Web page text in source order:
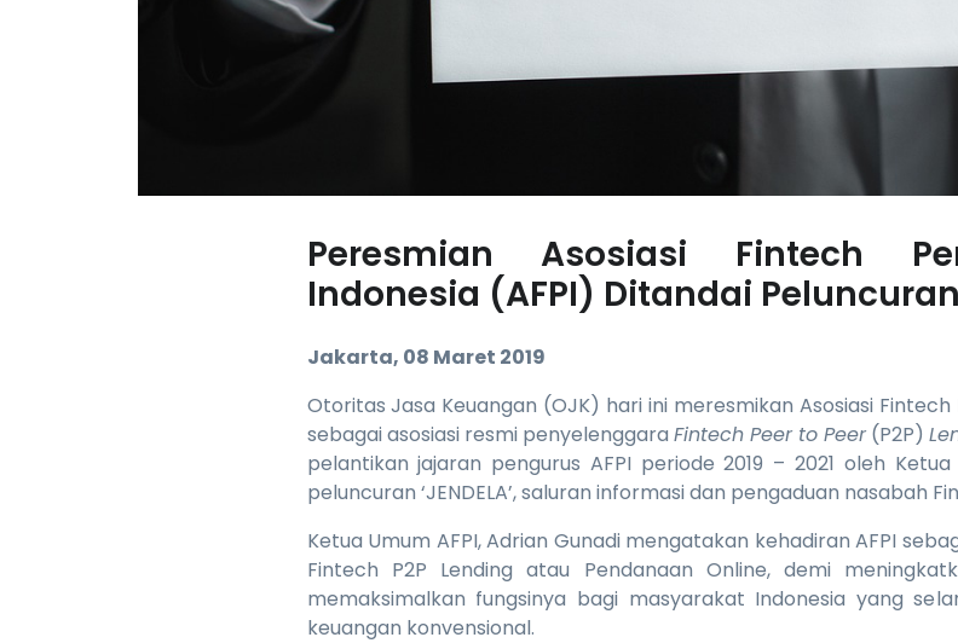
Peresmian Asosiasi Fintech
Indonesia (AFPI) Ditandai Peluncuran
Jakarta, 08 Maret 2019
Otoritas Jasa Keuangan (OJK) hari ini meresmikan Asosiasi
sebagai asosiasi resmi penyelenggara Fintech Peer to Peer(P2P)
pelantikan jajaran pengurus AFPI periode 2019 – 2021 oleh
peluncuran ‘JENDELA’, saluran informasi dan pengaduan nasabah
Ketua Umum AFPI, Adrian Gunadi mengatakan kehadiran AFPI
Fintech P2P Lending atau Pendanaan Online, demi
memaksimalkan fungsinya bagi masyarakat Indonesia yang
keuangan konvensional.